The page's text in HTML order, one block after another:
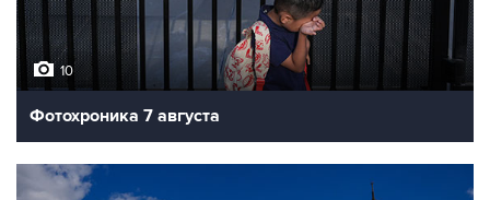
10
Фотохроника 7 августа